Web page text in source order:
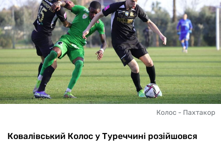
Колос - Пахтакор
Ковалівський Колос у Туреччині розійшовся